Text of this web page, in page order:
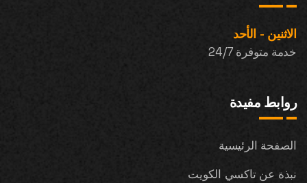
الاثنين - الأحد
خدمة متوفرة 24/7
روابط مفيدة
الصفحة الرئيسية
نبذة عن تاكسي الكويت